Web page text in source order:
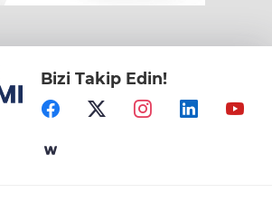
Bizi Takip Edin!